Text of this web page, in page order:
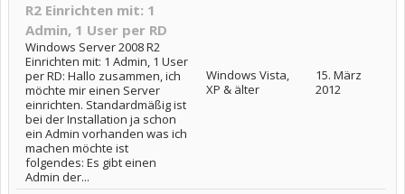
R2 Einrichten mit: 1
Admin, 1 User per RD
Windows Server 2008 R2
Einrichten mit: 1 Admin, 1 User
per RD: Hallo zusammen, ich
möchte mir einen Server
einrichten. Standardmäßig ist
bei der Installation ja schon
ein Admin vorhanden was ich
machen möchte ist
folgendes: Es gibt einen
Admin der...
Windows Vista,
XP & älter
15. März
2012